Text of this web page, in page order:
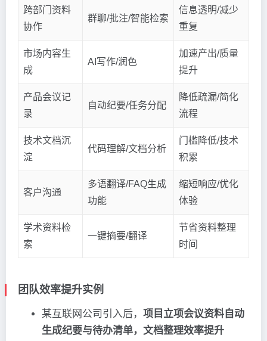
跨部门资料
协作
群聊/批注/智能检索
信息透明/减少
重复
市场内容生
成
AI写作/润色
加速产出/质量
提升
产品会议记
录
自动纪要/任务分配
降低疏漏/简化
流程
技术文档沉
淀
代码理解/文档分析
门槛降低/技术
积累
客户沟通
多语翻译/FAQ生成
功能
缩短响应/优化
体验
学术资料检
索
一键摘要/翻译
节省资料整理
时间
团队效率提升实例
某互联网公司引入后， 项目立项会议资料自动
生成纪要与待办清单，文档整理效率提升